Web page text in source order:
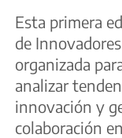
Esta primera
de
organizada
analizar
innovación y
colaboración